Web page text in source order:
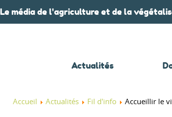
Le média de l'agriculture et de la
Actualités
Accueil Actualités Fil d'info Accueillir le